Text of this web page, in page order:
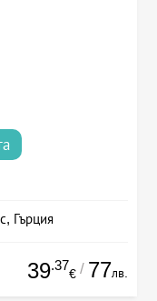
Гърция
39.37
€ / 77лв.